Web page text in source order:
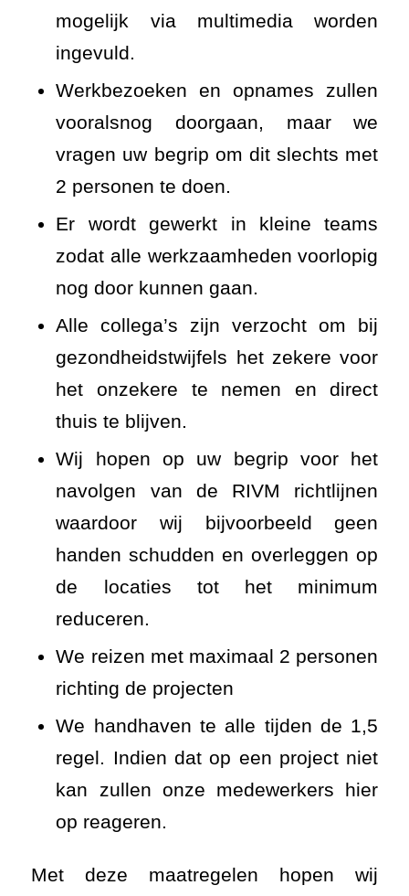
mogelijk via multimedia worden
ingevuld.
Werkbezoeken en opnames zullen
vooralsnog doorgaan, maar we
vragen uw begrip om dit slechts met
2 personen te doen.
Er wordt gewerkt in kleine teams
zodat alle werkzaamheden voorlopig
nog door kunnen gaan.
Alle collega’s zijn verzocht om bij
gezondheidstwijfels het zekere voor
het onzekere te nemen en direct
thuis te blijven.
Wij hopen op uw begrip voor het
navolgen van de RIVM richtlijnen
waardoor wij bijvoorbeeld geen
handen schudden en overleggen op
de locaties tot het minimum
reduceren.
We reizen met maximaal 2 personen
richting de projecten
We handhaven te alle tijden de 1,5
regel. Indien dat op een project niet
kan zullen onze medewerkers hier
op reageren.
Met deze maatregelen hopen wij